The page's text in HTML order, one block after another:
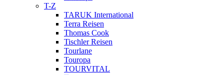
T-Z
TARUK International
Terra Reisen
Thomas Cook
Tischler Reisen
Tourlane
Touropa
TOURVITAL